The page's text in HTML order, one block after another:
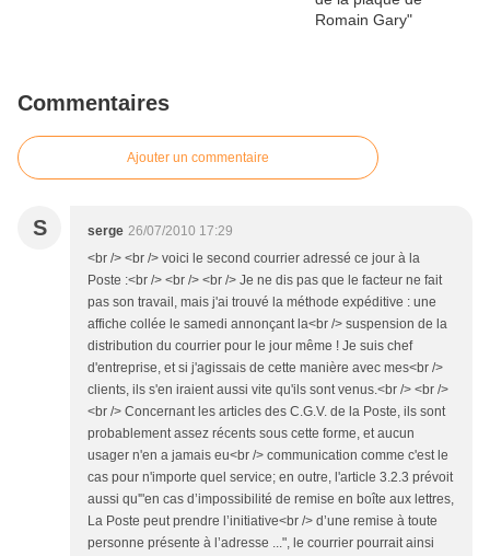
Commentaires
Ajouter un commentaire
S serge 26/07/2010 17:29
<br /> <br /> voici le second courrier adressé ce jour à la
Poste :<br /> <br /> <br /> Je ne dis pas que le facteur ne fait
pas son travail, mais j'ai trouvé la méthode expéditive : une
affiche collée le samedi annonçant la<br /> suspension de la
distribution du courrier pour le jour même ! Je suis chef
d'entreprise, et si j'agissais de cette manière avec mes<br />
clients, ils s'en iraient aussi vite qu'ils sont venus.<br /> <br />
<br /> Concernant les articles des C.G.V. de la Poste, ils sont
probablement assez récents sous cette forme, et aucun
usager n'en a jamais eu<br /> communication comme c'est le
cas pour n'importe quel service; en outre, l'article 3.2.3 prévoit
aussi qu'"en cas d’impossibilité de remise en boîte aux lettres,
La Poste peut prendre l’initiative<br /> d’une remise à toute
personne présente à l’adresse ...", le courrier pourrait ainsi